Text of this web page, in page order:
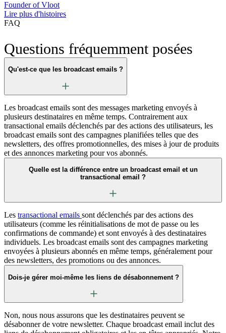
Founder of Vloot
Lire plus d'histoires
FAQ
Questions fréquemment posées
Qu'est-ce que les broadcast emails ?
Les broadcast emails sont des messages marketing envoyés à
plusieurs destinataires en même temps. Contrairement aux
transactional emails déclenchés par des actions des utilisateurs, les
broadcast emails sont des campagnes planifiées telles que des
newsletters, des offres promotionnelles, des mises à jour de produits
et des annonces marketing pour vos abonnés.
Quelle est la différence entre un broadcast email et un
transactional email ?
Les transactional emails sont déclenchés par des actions des
utilisateurs (comme les réinitialisations de mot de passe ou les
confirmations de commande) et sont envoyés à des destinataires
individuels. Les broadcast emails sont des campagnes marketing
envoyées à plusieurs abonnés en même temps, généralement pour
des newsletters, des promotions ou des annonces.
Dois-je gérer moi-même les liens de désabonnement ?
Non, nous nous assurons que les destinataires peuvent se
désabonner de votre newsletter. Chaque broadcast email inclut des